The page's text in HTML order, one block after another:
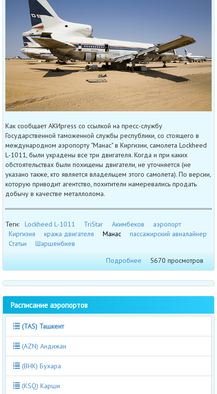
Как сообщает АКИpress со ссылкой на пресс-службу
Государственной таможенной службы республики, со стоящего в
международном аэропорту "Манас" в Киргизии, самолета Lockheed
L-1011, были украдены все три двигателя. Когда и при каких
обстоятельствах были похищены двигатели, не уточняется (не
указано также, кто является владельцем этого самолета). По версии,
которую приводит агентство, похитители намеревались продать
добычу в качестве металлолома.
Теги: Lockheed L-1011 TriStar Акимбеков
аэропорт
Киргизия
кража двигателя Манас
пассажирский авиалайнер
Статьи
Шаршенбиев
Подробнее
5670 просмотров
Расписание аэропортов
(TAS) Ташкент
(AZN) Андижан
(BHK) Бухара
(KSQ) Карши